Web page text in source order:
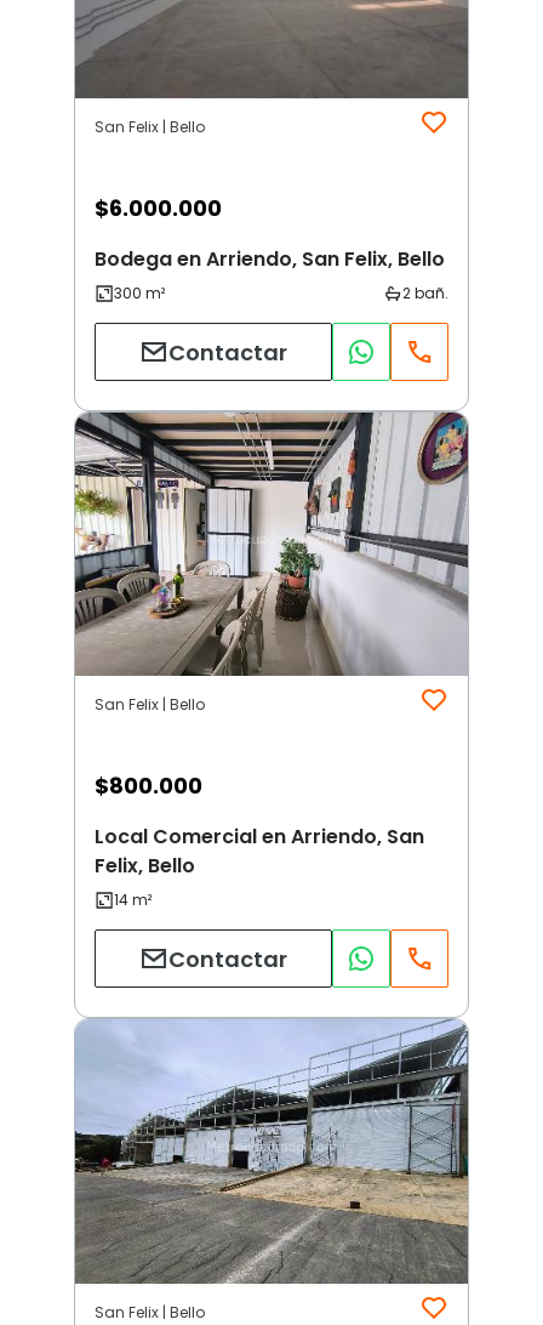
San Felix | Bello
$6.000.000
Bodega en Arriendo, San Felix, Bello
Contactar
San Felix | Bello
$800.000
Local Comercial en Arriendo, San
Felix, Bello
Contactar
San Felix | Bello